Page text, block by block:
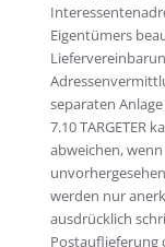
Eigentümers
separaten
7.10 TARGETER
abweichen,
werden nur
ausdrücklich
Postauflieferung